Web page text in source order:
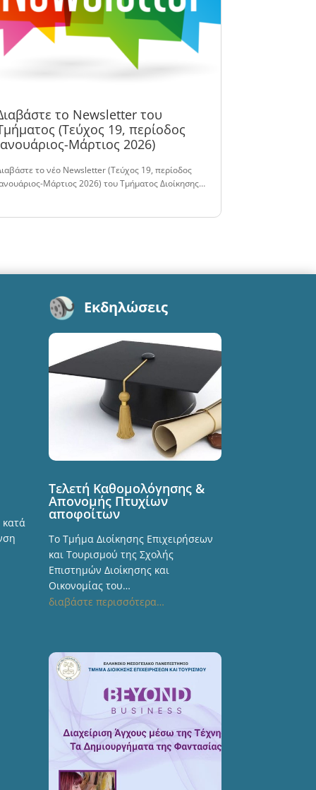
το Newsletter του
(Τεύχος 19, περίοδος
Μάρτιος 2026)
το νέο Newsletter (Τεύχος 19, περίοδος
Μάρτιος 2026) του Τμήματος Διοίκησης…
κατά
Εκδηλώσεις
Τελετή Καθομολόγησης &
Απονομής Πτυχίων
αποφοίτων
Το Τμήμα Διοίκησης Επιχειρήσεων
και Τουρισμού της Σχολής
Επιστημών Διοίκησης και
Οικονομίας του…
διαβάστε περισσότερα…